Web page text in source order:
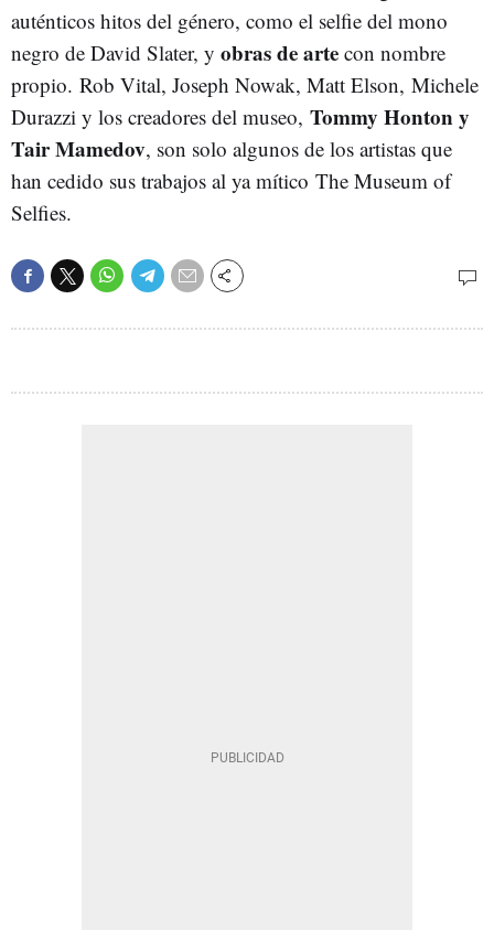
auténticos hitos del género, como el selfie del mono
negro de David Slater, y obras de arte con nombre
propio. Rob Vital, Joseph Nowak, Matt Elson, Michele
Durazzi y los creadores del museo, Tommy Honton y
Tair Mamedov, son solo algunos de los artistas que
han cedido sus trabajos al ya mítico The Museum of
Selfies.